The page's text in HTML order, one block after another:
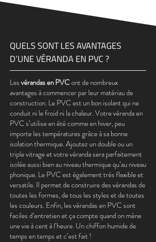
QUELS SONT LES AVANTAGES
D’UNE VÉRANDA EN PVC ?
Lesvérandas en PVCont de nombreux
avantages à commencer par leur matériau de
construction. Le PVC est un bon isolant qui ne
conduit ni le froid ni la chaleur. Votre véranda en
PVC s’utilise en été comme en hiver, peu
importe les températures grâce à sa bonne
isolation thermique. Ajoutez un double ou un
triple vitrage et votre véranda sera parfaitement
isolée aussi bien au niveau thermique qu’au niveau
phonique. Le PVC est également très flexible et
versatile. Il permet de construire des vérandas de
toutes les formes, de tous les styles et de toutes
les couleurs. Enfin, les vérandas en PVC sont
faciles d’entretien et ça compte quand on mène
une vie à cent à l’heure. Un chiffon humide de
temps en temps et c’est fait !